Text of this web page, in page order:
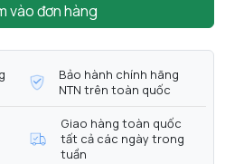
vào đơn hàng
Bảo hành chính hãng
NTN trên toàn quốc
Giao hàng toàn quốc
tất cả các ngày trong
tuần